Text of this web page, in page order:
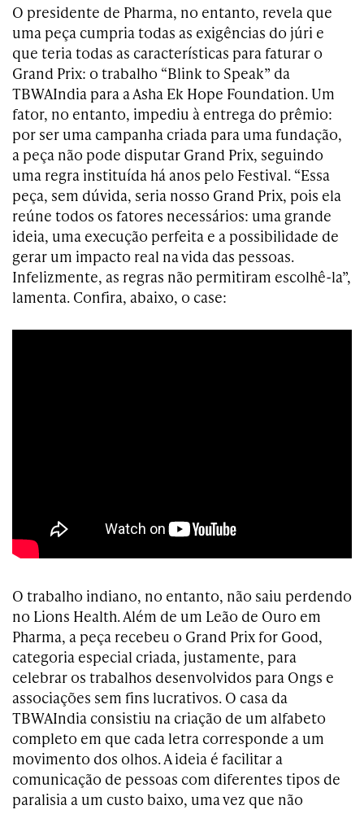
O presidente de Pharma, no entanto, revela que
uma peça cumpria todas as exigências do júri e
que teria todas as características para faturar o
Grand Prix: o trabalho “Blink to Speak” da
TBWAIndia para a Asha Ek Hope Foundation. Um
fator, no entanto, impediu à entrega do prêmio:
por ser uma campanha criada para uma fundação,
a peça não pode disputar Grand Prix, seguindo
uma regra instituída há anos pelo Festival. “Essa
peça, sem dúvida, seria nosso Grand Prix, pois ela
reúne todos os fatores necessários: uma grande
ideia, uma execução perfeita e a possibilidade de
gerar um impacto real na vida das pessoas.
Infelizmente, as regras não permitiram escolhê-la”,
lamenta. Confira, abaixo, o case:
O trabalho indiano, no entanto, não saiu perdendo
no Lions Health. Além de um Leão de Ouro em
Pharma, a peça recebeu o Grand Prix for Good,
categoria especial criada, justamente, para
celebrar os trabalhos desenvolvidos para Ongs e
associações sem fins lucrativos. O casa da
TBWAIndia consistiu na criação de um alfabeto
completo em que cada letra corresponde a um
movimento dos olhos. A ideia é facilitar a
comunicação de pessoas com diferentes tipos de
paralisia a um custo baixo, uma vez que não